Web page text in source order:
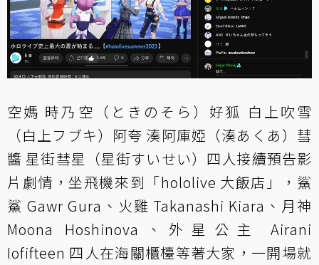
空媽 時乃空（ときのそら）好狐 白上吹雪
（白上フブキ）阿夸 湊阿庫婭（湊あくあ）彗
醬 星街彗星（星街すいせい）四人接續預告影
片劇情，坐飛機來到「hololive 大飯店」，鯊
鯊 Gawr Gura、火雞 Takanashi Kiara、月神
Moona Hoshinova、外星公主 Airani
Iofifteen 四人在海關櫃檯等著大家，一開場就